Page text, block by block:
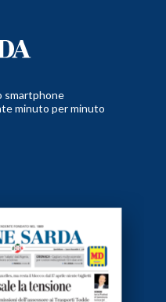
smartphone
minuto per minuto